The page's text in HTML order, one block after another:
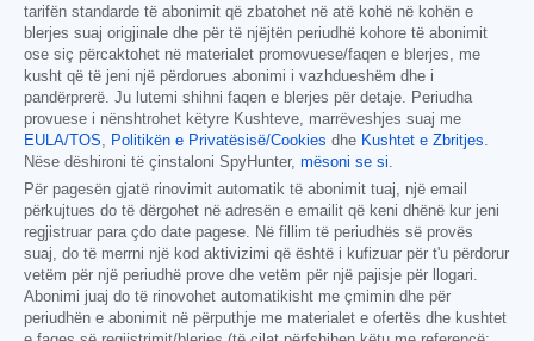
tarifën standarde të abonimit që zbatohet në atë kohë në kohën e
blerjes suaj origjinale dhe për të njëjtën periudhë kohore të abonimit
ose siç përcaktohet në materialet promovuese/faqen e blerjes, me
kusht që të jeni një përdorues abonimi i vazhdueshëm dhe i
pandërprerë. Ju lutemi shihni faqen e blerjes për detaje. Periudha
provuese i nënshtrohet këtyre Kushteve, marrëveshjes suaj me
EULA/TOS, Politikën e Privatësisë/Cookies dhe Kushtet e Zbritjes.
Nëse dëshironi të çinstaloni SpyHunter, mësoni se si.
Për pagesën gjatë rinovimit automatik të abonimit tuaj, një email
përkujtues do të dërgohet në adresën e emailit që keni dhënë kur jeni
regjistruar para çdo date pagese. Në fillim të periudhës së provës
suaj, do të merrni një kod aktivizimi që është i kufizuar për t'u përdorur
vetëm për një periudhë prove dhe vetëm për një pajisje për llogari.
Abonimi juaj do të rinovohet automatikisht me çmimin dhe për
periudhën e abonimit në përputhje me materialet e ofertës dhe kushtet